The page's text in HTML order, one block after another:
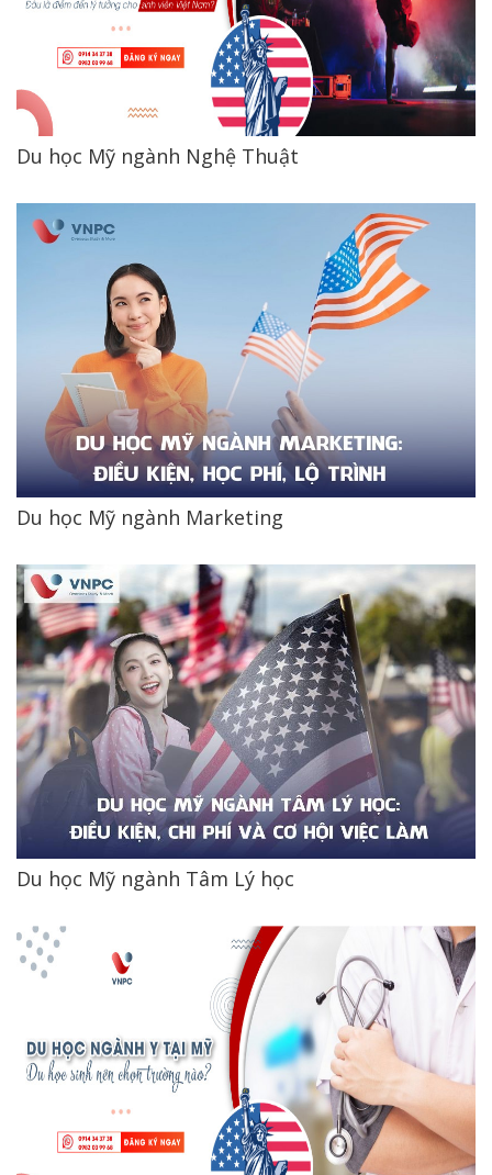
Du học Mỹ ngành Nghệ Thuật
Du học Mỹ ngành Marketing
Du học Mỹ ngành Tâm Lý học